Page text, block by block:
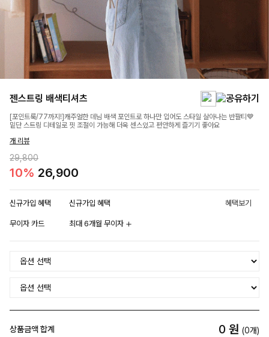
젠스트링 배색티셔츠
[포인트룩/77까지!]캐주얼한 데님 배색 포인트로 하나만 입어도 스타일 살아나는 반팔티💙
밑단 스트링 디테일로 핏 조절이 가능해 더욱 센스있고 편안하게 즐기기 좋아요
개 리뷰
29,800
10% 26,900
신규가입 혜택 신규가입 혜택 혜택보기
무이자 카드 최대 6개월 무이자
상품금액 합계 0 원 (0개)